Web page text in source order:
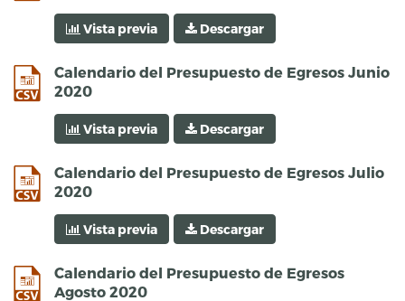
Vista previa Descargar
Calendario del Presupuesto de Egresos Junio
2020
csv
Vista previa Descargar
Calendario del Presupuesto de Egresos Julio
2020
csv
Vista previa Descargar
Calendario del Presupuesto de Egresos
Agosto 2020
csv